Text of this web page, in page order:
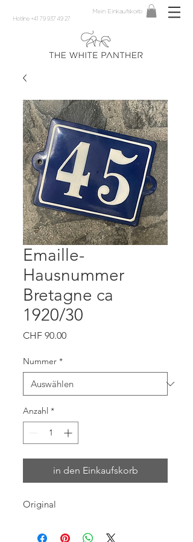
Hotline +41 79 937 49 27
Mein Einkaufskorb
Emaille-
Hausnummer
Bretagne ca
1920/30
CHF 90.00Preis
Nummer *
Anzahl *
in den Einkaufskorb
Original